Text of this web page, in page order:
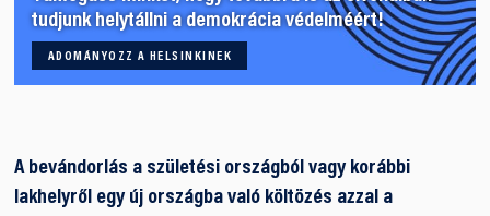
tudjunk helytállni a demokrácia védelméért!
ADOMÁNYOZZ A HELSINKINEK
A bevándorlás a születési országból vagy korábbi
lakhelyről egy új országba való költözés azzal a